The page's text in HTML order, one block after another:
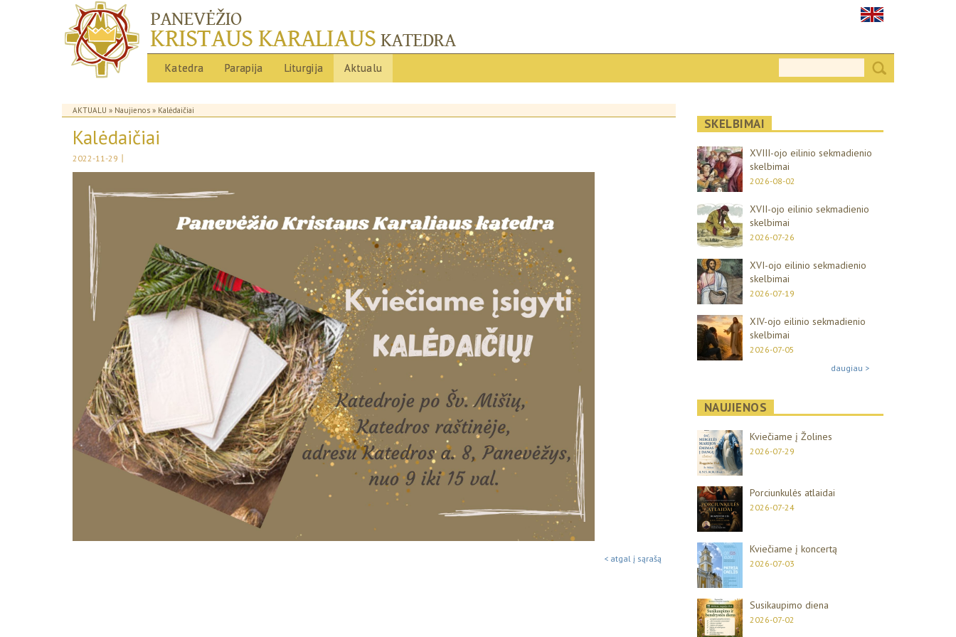
Katedra Parapija Liturgija Aktualu
AKTUALU » Naujienos » Kalėdaičiai
Kalėdaičiai
2022-11-29 |
< atgal į sąrašą
SKELBIMAI
XVIII-ojo eilinio sekmadienio
skelbimai
2026-08-02
XVII-ojo eilinio sekmadienio
skelbimai
2026-07-26
XVI-ojo eilinio sekmadienio
skelbimai
2026-07-19
XIV-ojo eilinio sekmadienio
skelbimai
2026-07-05
daugiau >
NAUJIENOS
Kviečiame į Žolines
2026-07-29
Porciunkulės atlaidai
2026-07-24
Kviečiame į koncertą
2026-07-03
Susikaupimo diena
2026-07-02